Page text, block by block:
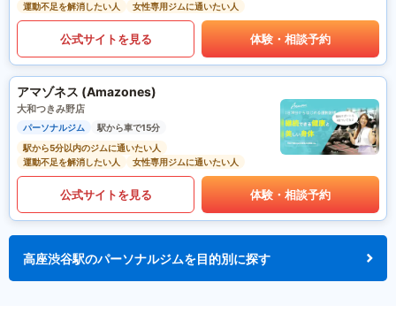
運動不足を解消したい人
女性専用ジムに通いたい人
公式サイトを見る 体験・相談予約
アマゾネス (Amazones)
大和つきみ野店
パーソナルジム
駅から車で15分
駅から5分以内のジムに通いたい人
運動不足を解消したい人
女性専用ジムに通いたい人
公式サイトを見る 体験・相談予約
高座渋谷駅のパーソナルジムを目的別に探す